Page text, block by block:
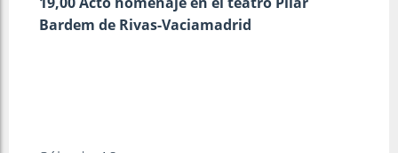
Bardem de Rivas-Vaciamadrid